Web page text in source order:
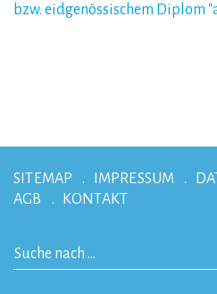
bzw. eidgenössischem Diplom
SITEMAP IMPRESSUM
AGB
KONTAKT